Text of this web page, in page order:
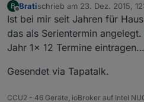
B
Offline
Bratischrieb am 23. Dez. 2015,
zuletzt editiert von
Ist bei mir seit Jahren für
das als Serientermin
Jahr 1x 12 Termine eintragen…
Gesendet via Tapatalk.
CCU2 - 46 Geräte, ioBroker auf Intel